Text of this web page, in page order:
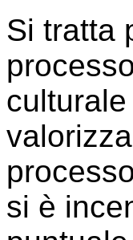
Si tratta
si è